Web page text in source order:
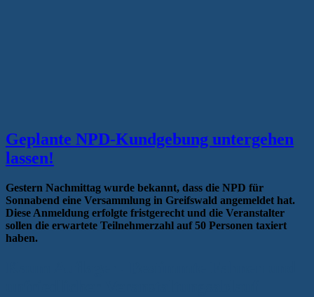
Geplante NPD-Kundgebung untergehen
lassen!
Gestern Nachmittag wurde bekannt, dass die NPD für
Sonnabend eine Versammlung in Greifswald angemeldet hat.
Diese Anmeldung erfolgte fristgerecht und die Veranstalter
sollen die erwartete Teilnehmerzahl auf 50 Personen taxiert
haben.